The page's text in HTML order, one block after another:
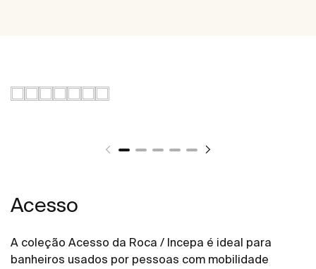
Acesso
A coleção Acesso da Roca / Incepa é ideal para
banheiros usados por pessoas com mobilidade